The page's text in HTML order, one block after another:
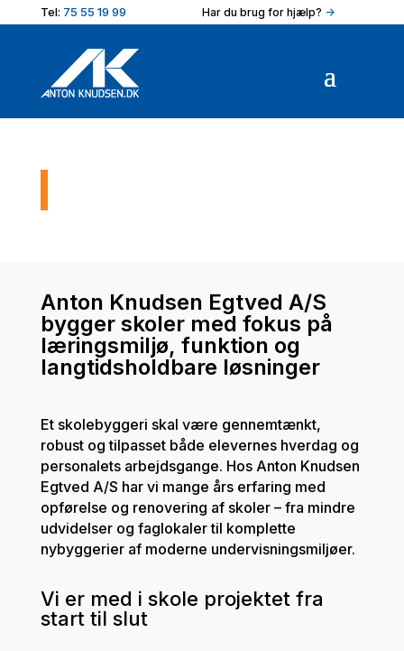
Tel: 75 55 19 99 Har du brug for hjælp? ->
Anton Knudsen Egtved A/S
bygger skoler med fokus på
læringsmiljø, funktion og
langtidsholdbare løsninger
Et skolebyggeri skal være gennemtænkt,
robust og tilpasset både elevernes hverdag og
personalets arbejdsgange. Hos Anton Knudsen
Egtved A/S har vi mange års erfaring med
opførelse og renovering af skoler – fra mindre
udvidelser og faglokaler til komplette
nybyggerier af moderne undervisningsmiljøer.
Vi er med i skole projektet fra
start til slut